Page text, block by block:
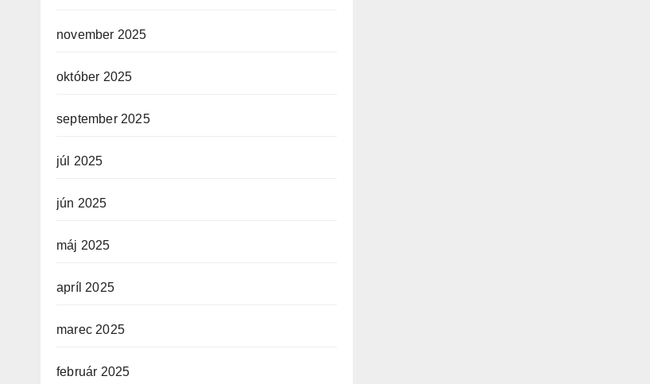
november 2025
október 2025
september 2025
júl 2025
jún 2025
máj 2025
apríl 2025
marec 2025
február 2025